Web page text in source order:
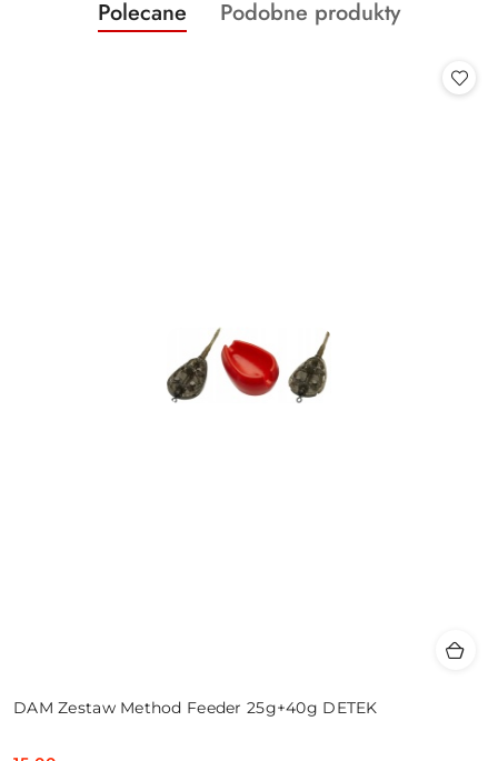
Pomiń karuzelę produktów
Produkty
o
Polecane
Produkty
Podobne produkty
DAM Zestaw Method Feeder 25g+40g DETEK